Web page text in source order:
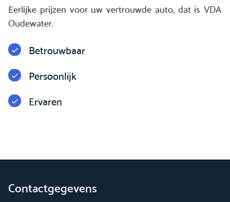
Eerlijke prijzen voor uw vertrouwde auto, dat is VDA
Oudewater.
Betrouwbaar
Persoonlijk
Ervaren
Contactgegevens